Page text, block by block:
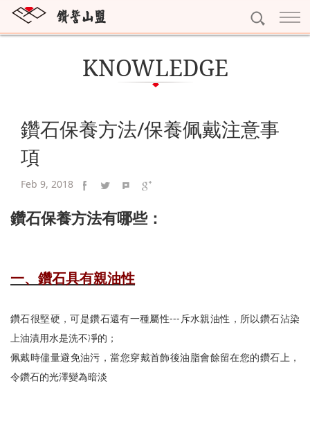
訂婚鑽戒
獨一無二
紅花綠葉
Gerstner系列
Nina Ricci系列
Rauschmayer系列
Eternity
個性珠寶
寶石珠寶
琥珀珠寶
珍珠珠寶
精選珠寶
精選耳環
完美吊墜
專業認證裸石
黃金系列
黃金耳環
黃金手鍊
黃金項鍊
黃金手環
預約看鑽
購物清單
登入
KNOWLEDGE
鑽石保養方法/保養佩戴注意事
項
Feb 9, 2018
鑽石保養方法有哪些：
一、鑽石具有親油性
鑽石很堅硬，可是鑽石還有一種屬性---斥水親油性，所以鑽石沾染
上油漬用水是洗不凈的；
佩戴時儘量避免油污，當您穿戴首飾後油脂會餘留在您的鑽石上，
令鑽石的光澤變為暗淡